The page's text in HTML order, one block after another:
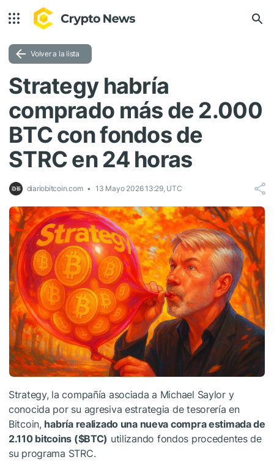
Volver a la lista
Strategy habría
comprado más de 2.000
BTC con fondos de
STRC en 24 horas
diariobitcoin.com 13 Mayo 2026 13:29, UTC
Strategy, la compañía asociada a Michael Saylor y
conocida por su agresiva estrategia de tesorería en
Bitcoin, habría realizado una nueva compra estimada de
2.110 bitcoins ($BTC) utilizando fondos procedentes de
su programa STRC.